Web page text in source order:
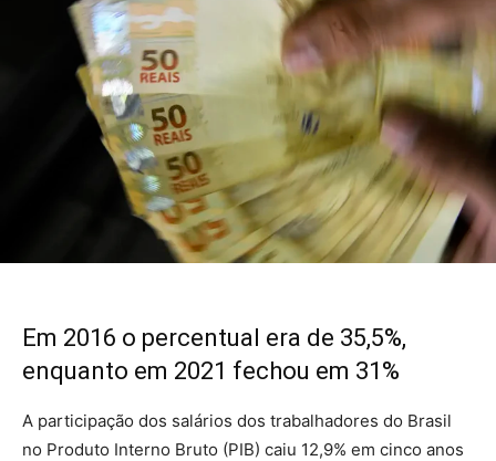
Em 2016 o percentual era de 35,5%,
enquanto em 2021 fechou em 31%
A participação dos salários dos trabalhadores do Brasil
no Produto Interno Bruto (PIB) caiu 12,9% em cinco anos